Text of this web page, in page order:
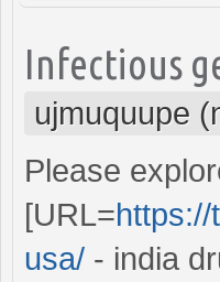
Infectious
ujmuquupe
Please
[URL=
usa/ - india